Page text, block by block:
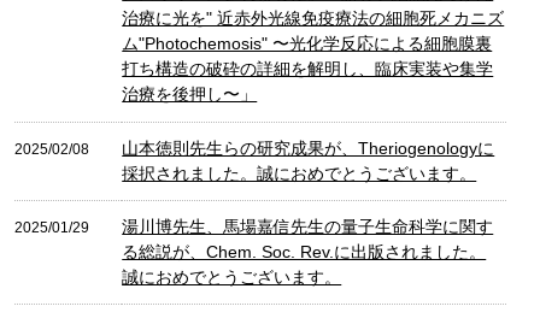
治療に光を" 近赤外光線免疫療法の細胞死メカニズ
ム"Photochemosis" 〜光化学反応による細胞膜裏
打ち構造の破砕の詳細を解明し、臨床実装や集学
治療を後押し〜」
2025/02/08
山本徳則先生らの研究成果が、Theriogenologyに
採択されました。誠におめでとうございます。
2025/01/29
湯川博先生、馬場嘉信先生の量子生命科学に関す
る総説が、Chem. Soc. Rev.に出版されました。
誠におめでとうございます。